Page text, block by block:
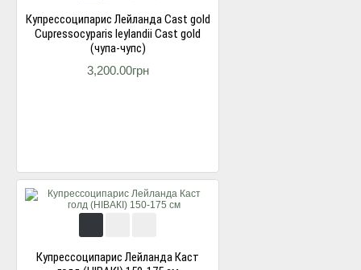
Купресcоципарис Лейланда Cast gold
Cupressocyparis leylandii Cast gold
(чупа-чупс)
3,200.00грн
Купресcоципарис Лейланда Каст